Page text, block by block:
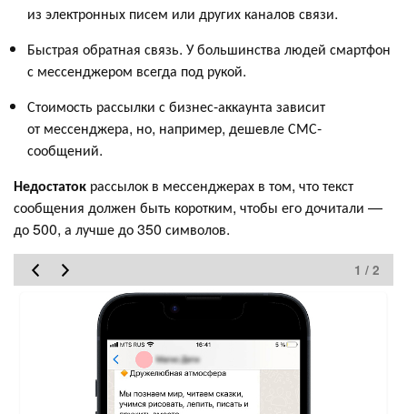
из электронных писем или других каналов связи.
Быстрая обратная связь. У большинства людей смартфон
с мессенджером всегда под рукой.
Стоимость рассылки с бизнес-аккаунта зависит
от мессенджера, но, например, дешевле СМС-
сообщений.
Недостаток рассылок в мессенджерах в том, что текст
сообщения должен быть коротким, чтобы его дочитали —
до 500, а лучше до 350 символов.
1 / 2